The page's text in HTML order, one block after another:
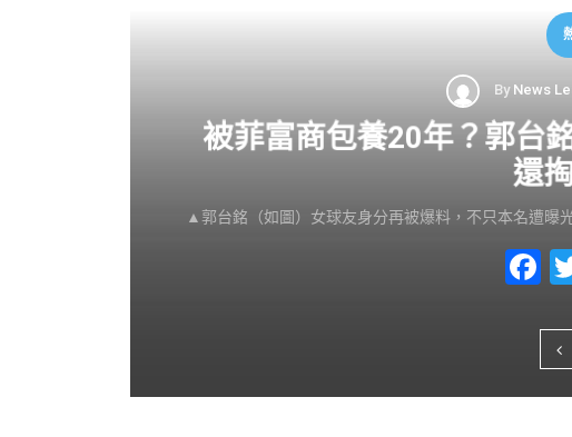
By News
被菲富商包養20年？郭台
還
▲郭台銘（如圖）女球友身分再被爆料，不只本名遭曝
F
c
e
b